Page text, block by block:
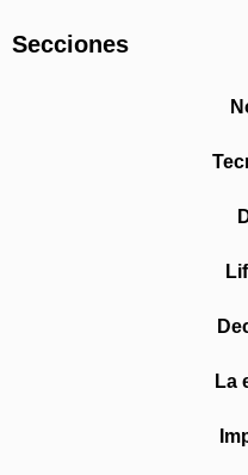
Secciones
La